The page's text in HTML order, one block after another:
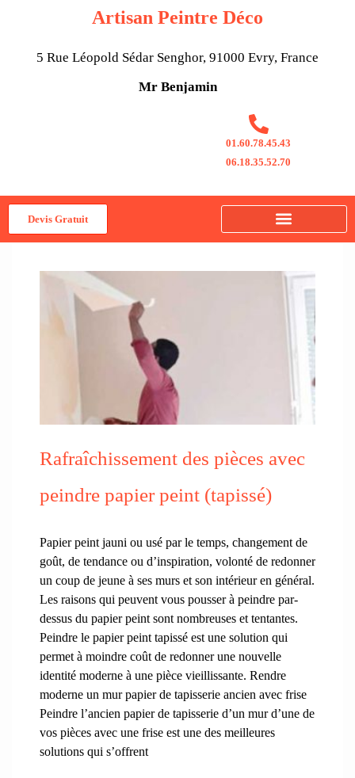
contenu
Artisan Peintre Déco
5 Rue Léopold Sédar Senghor, 91000 Evry, France
Mr Benjamin
01.60.78.45.43
06.18.35.52.70
Devis Gratuit
Rafraîchissement des pièces avec
peindre papier peint (tapissé)
Papier peint jauni ou usé par le temps, changement de
goût, de tendance ou d’inspiration, volonté de redonner
un coup de jeune à ses murs et son intérieur en général.
Les raisons qui peuvent vous pousser à peindre par-
dessus du papier peint sont nombreuses et tentantes.
Peindre le papier peint tapissé est une solution qui
permet à moindre coût de redonner une nouvelle
identité moderne à une pièce vieillissante. Rendre
moderne un mur papier de tapisserie ancien avec frise
Peindre l’ancien papier de tapisserie d’un mur d’une de
vos pièces avec une frise est une des meilleures
solutions qui s’offrent